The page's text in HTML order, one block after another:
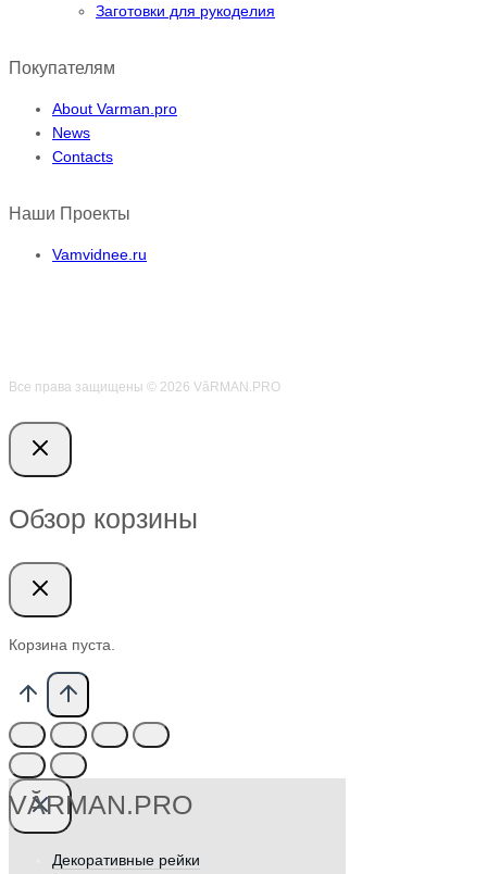
Заготовки для рукоделия
Покупателям
About Varman.pro
News
Contacts
Наши Проекты
Vamvidnee.ru
Все права защищены © 2026 VӑRMAN.PRO
Обзор корзины
Корзина пуста.
VӐRMAN.PRO
Декоративные рейки